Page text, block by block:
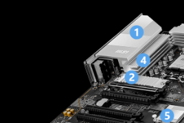
排針配置在最佳的位置 (包含
頭)，並可以連接 MSI 散熱器
步。
不論是系統風扇、PWM/DC
可自行調整，讓性能和噪音達
衡點，只需一鍵即可
MULTIPLE PROFILES